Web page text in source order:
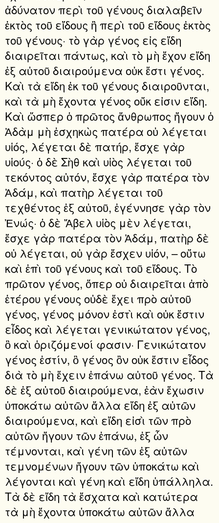
ἀδύνατον περὶ τοῦ γένους διαλαβεῖν
ἐκτὸς τοῦ εἴδους ἢ περὶ τοῦ εἴδους ἐκτὸς
τοῦ γένους· τὸ γὰρ γένος εἰς εἴδη
διαιρεῖται πάντως, καὶ τὸ μὴ ἔχον εἴδη
ἐξ αὐτοῦ διαιρούμενα οὐκ ἔστι γένος.
Καὶ τὰ εἴδη ἐκ τοῦ γένους διαιροῦνται,
καὶ τὰ μὴ ἔχοντα γένος οὔκ εἰσιν εἴδη.
Καὶ ὥσπερ ὁ πρῶτος ἄνθρωπος ἤγουν ὁ
Ἀδὰμ μὴ ἐσχηκὼς πατέρα οὐ λέγεται
υἱός, λέγεται δὲ πατήρ, ἔσχε γὰρ
υἱούς· ὁ δὲ Σὴθ καὶ υἱὸς λέγεται τοῦ
τεκόντος αὐτόν, ἔσχε γὰρ πατέρα τὸν
Ἀδάμ, καὶ πατὴρ λέγεται τοῦ
τεχθέντος ἐξ αὐτοῦ, ἐγέννησε γὰρ τὸν
Ἐνώς· ὁ δὲ Ἄβελ υἱὸς μὲν λέγεται,
ἔσχε γὰρ πατέρα τὸν Ἀδάμ, πατὴρ δὲ
οὐ λέγεται, οὐ γὰρ ἔσχεν υἱόν, – οὕτω
καὶ ἐπὶ τοῦ γένους καὶ τοῦ εἴδους. Τὸ
πρῶτον γένος, ὅπερ οὐ διαιρεῖται ἀπὸ
ἑτέρου γένους οὐδὲ ἔχει πρὸ αὐτοῦ
γένος, γένος μόνον ἐστὶ καὶ οὐκ ἔστιν
εἶδος καὶ λέγεται γενικώτατον γένος,
ὃ καὶ ὁριζόμενοί φασιν· Γενικώτατον
γένος ἐστίν, ὃ γένος ὂν οὐκ ἔστιν εἶδος
διὰ τὸ μὴ ἔχειν ἐπάνω αὐτοῦ γένος. Τὰ
δὲ ἐξ αὐτοῦ διαιρούμενα, ἐὰν ἔχωσιν
ὑποκάτω αὐτῶν ἄλλα εἴδη ἐξ αὐτῶν
διαιρούμενα, καὶ εἴδη εἰσὶ τῶν πρὸ
αὐτῶν ἤγουν τῶν ἐπάνω, ἐξ ὧν
τέμνονται, καὶ γένη τῶν ἐξ αὐτῶν
τεμνομένων ἤγουν τῶν ὑποκάτω καὶ
λέγονται καὶ γένη καὶ εἴδη ὑπάλληλα.
Τὰ δὲ εἴδη τὰ ἔσχατα καὶ κατώτερα
τὰ μὴ ἔχοντα ὑποκάτω αὐτῶν ἄλλα